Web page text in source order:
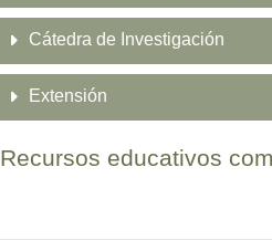
Cátedra de Investigación
Extensión
Recursos educativos